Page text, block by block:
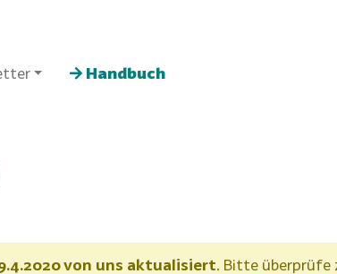
Handbuch
von uns aktualisiert. Bitte überprüfe